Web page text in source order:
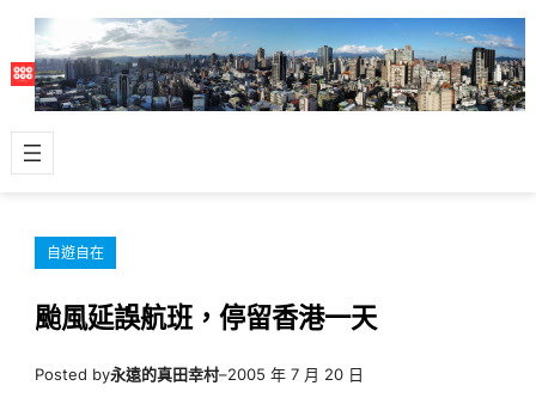
主
容
自遊自在
颱風延誤航班，停留香港一天
Posted by永遠的真田幸村–2005 年 7 月 20 日